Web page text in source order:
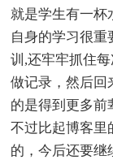
就是学生有一杯
自身的学习很
训,还牢牢抓住
做记录，然后回
的是得到更多前
不过比起博客里
的，今后还要继